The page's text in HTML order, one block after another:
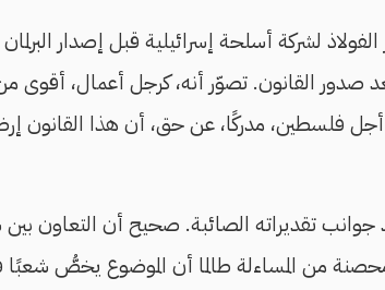
لشركة أسلحة إسرائيلية قبل إصدار
صدور القانون. تصوّر أنه، كرجل أعمال، أقوى
فلسطين، مدركًا، عن حق، أن هذا القانون
تقديراته الصائبة. صحيح أن التعاون بين
من المساءلة طالما أن الموضوع يخصُّ شعبًا